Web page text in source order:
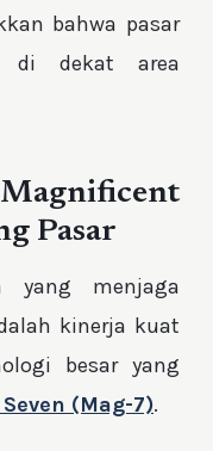
bahwa pasar
di dekat area
Pasar
menjaga
kinerja kuat
besar yang
(Mag-7).